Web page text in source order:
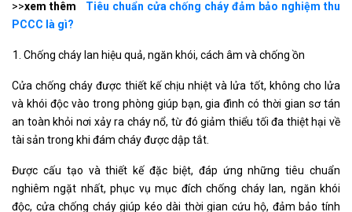
>>xem thêm
Tiêu chuẩn cửa chống cháy đảm bảo nghiệm thu
PCCC là gì?
Chống cháy lan hiệu quả, ngăn khói, cách âm và chống ồn
Cửa chống cháy được thiết kế chịu nhiệt và lửa tốt, không cho lửa
và khói độc vào trong phòng giúp bạn, gia đình có thời gian sơ tán
an toàn khỏi nơi xảy ra cháy nổ, từ đó giảm thiểu tối đa thiệt hại về
tài sản trong khi đám cháy được dập tắt.
Được cấu tạo và thiết kế đặc biệt, đáp ứng những tiêu chuẩn
nghiêm ngặt nhất, phục vụ mục đích chống cháy lan, ngăn khói
độc, cửa chống cháy giúp kéo dài thời gian cứu hộ, đảm bảo tính